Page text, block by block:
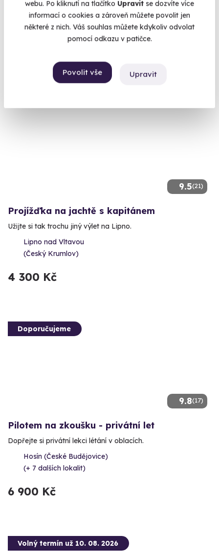
webu. Po kliknutí na tlačítko Upravit se dozvíte více
informací o cookies a zároveň můžete povolit jen
některé z nich. Váš souhlas můžete kdykoliv odvolat
pomocí odkazu v patičce.
Povolit vše Upravit
Vyladit plachty a plavba může začít.
Lipno nad Vltavou
(Český Krumlov)
6 150 Kč
9.5(21)
Projížďka na jachtě s kapitánem
Užijte si tak trochu jiný výlet na Lipno.
Lipno nad Vltavou
(Český Krumlov)
4 300 Kč
9.8(17)
Doporučujeme
Pilotem na zkoušku - privátní let
Dopřejte si privátní lekci létání v oblacích.
Hosín (České Budějovice)
(+ 7 dalších lokalit)
6 900 Kč
Volný termín už 10. 08. 2026